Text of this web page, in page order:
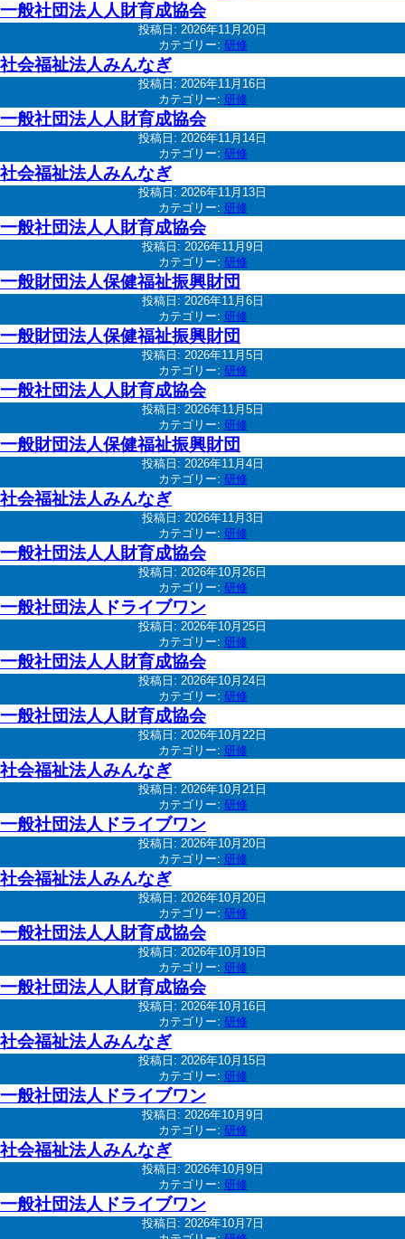
一般社団法人人財育成協会
投稿日: 2026年11月20日
カテゴリー: 研修
社会福祉法人みんなぎ
投稿日: 2026年11月16日
カテゴリー: 研修
一般社団法人人財育成協会
投稿日: 2026年11月14日
カテゴリー: 研修
社会福祉法人みんなぎ
投稿日: 2026年11月13日
カテゴリー: 研修
一般社団法人人財育成協会
投稿日: 2026年11月9日
カテゴリー: 研修
一般財団法人保健福祉振興財団
投稿日: 2026年11月6日
カテゴリー: 研修
一般財団法人保健福祉振興財団
投稿日: 2026年11月5日
カテゴリー: 研修
一般社団法人人財育成協会
投稿日: 2026年11月5日
カテゴリー: 研修
一般財団法人保健福祉振興財団
投稿日: 2026年11月4日
カテゴリー: 研修
社会福祉法人みんなぎ
投稿日: 2026年11月3日
カテゴリー: 研修
一般社団法人人財育成協会
投稿日: 2026年10月26日
カテゴリー: 研修
一般社団法人ドライブワン
投稿日: 2026年10月25日
カテゴリー: 研修
一般社団法人人財育成協会
投稿日: 2026年10月24日
カテゴリー: 研修
一般社団法人人財育成協会
投稿日: 2026年10月22日
カテゴリー: 研修
社会福祉法人みんなぎ
投稿日: 2026年10月21日
カテゴリー: 研修
一般社団法人ドライブワン
投稿日: 2026年10月20日
カテゴリー: 研修
社会福祉法人みんなぎ
投稿日: 2026年10月20日
カテゴリー: 研修
一般社団法人人財育成協会
投稿日: 2026年10月19日
カテゴリー: 研修
一般社団法人人財育成協会
投稿日: 2026年10月16日
カテゴリー: 研修
社会福祉法人みんなぎ
投稿日: 2026年10月15日
カテゴリー: 研修
一般社団法人ドライブワン
投稿日: 2026年10月9日
カテゴリー: 研修
社会福祉法人みんなぎ
投稿日: 2026年10月9日
カテゴリー: 研修
一般社団法人ドライブワン
投稿日: 2026年10月7日